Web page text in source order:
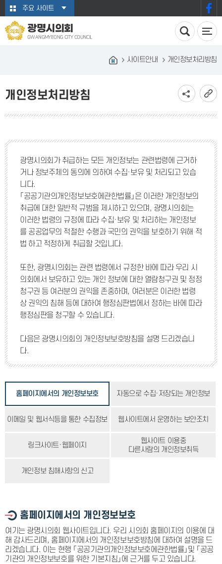
본문바로가기주요 사이트
광명시의회
GWANGMYEONG CITY COUNCIL
사이트안내 개인정보처리방침
개인정보처리방침
광명시의회가 취급하는 모든 개인정보는 관련법령에 근거하
거나 정보주체의 동의에 의하여 수집·보유 및 처리되고 있습
니다.
「공공기관의개인정보보호에관한법률」은 이러한 개인정보의
취급에 대한 일반적 규범을 제시하고 있으며, 광명시의회는
이러한 법령의 규정에 따라 수집·보유 및 처리하는 개인정보
를 공공업무의 적절한 수행과 국민의 권익을 보호하기 위해 적
법 하고 적정하게 취급할 것입니다.
또한, 광명시의회는 관련 법령에서 규정한 바에 따라 우리 시
의회에서 보유하고 있는 개인 정보에 대한 열람청구권 및 정정
청구권 등 여러분의 권익을 존중하며, 여러분은 이러한 법령
상 권익의 침해 등에 대하여 행정심판법에서 정하는 바에 따라
행정심판을 청구할 수 있습니다.
다음은 광명시의회의 개인정보보호방침을 설명 드리겠습니
다.
홈페이지에서의 개인정보보호 자동으로 수집·저장되는 개인정보
이메일 및 웹서식등을 통한 수집정보 웹사이트에서 운영하는 보안조치
링크사이트·웹페이지
웹사이트 이용중
다른사람의 개인정보취득
개인정보 침해사항의 신고
홈페이지에서의 개인정보보호
여기는 광명시의회 웹사이트입니다. 우리 시의회 홈페이지의 이용에 대
해 감사드리며, 홈페이지에서의 개인정보보호방침에 대하여 설명을 드
리겠습니다. 이는 현행 「공공기관의개인정보보호에관한법률」및 「공공
기관의 개인정보보호를 위한 기본지침」에 근거를 두고 있습니다.